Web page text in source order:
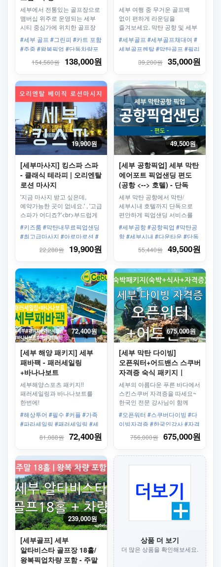
세부에서 전통있는 골프장으로
맴버십 위주로 운영되는 세부
시티 중심가에 위치한 골프장
#세부 골프 #그린피 #카트 포함
#주중 #왕복픽업 #단독차량포
함 #세부 컨트리 클럽 #세부CC
154,560원 138,000원
세부 여행 중 무거운 골프백
없이 편하게 라운딩을
즐겨보세요. 막탄 공항 및 세부
주요 골프장에서 이용 가능한
골프채 대여 서비스로, 골프
예약 고객에 한해 편리하게
제공됩니다.
#세부골프 #세부골프채대여 #
세부골프렌탈 #막탄골프 #필리
핀골프여행 #세부라운딩
39,200원 35,000원
19,900원
[세부마사지] 킹스파 스파
- 클래식 테라피 | 오리엔탈
로션 마사지
60분/90분/120분
'지금 마사지 받고 싶은데,
예약가능한 곳이 없네요.' , '고급
스파가 어디죠?'<br>부드럽게
아로마로션 마사지를 받고
싶을때!
#키즈룸 #막탄내무료픽업샌딩
#최고급마사지 #아로마로션 #
킹스파 #아로마 마사지 #클래
식테라피
22,288원 19,900원
49,500원
[세부 공항픽업] 세부 막탄
에어포트 픽업샌딩 편도
(공항 <--> 호텔) - 단독
세부 막탄 공항에서 막탄/
세부시내 호텔까지 단독으로
편안하게 픽업샌딩 서비스를
제공합니다.
#세부공항 #공항픽업 #막탄공
항 #세부시내 #다운타운 #단독
픽업 #막탄호텔 #막탄리조트
55,440원 49,500원
72,400원
[세부 해양 패키지] 세부
패바팩 - 패러세일링
+바나나보트
세부해양스포츠 패키지!!
패러세일링과 바나나보트를
한번에!
#해상투어 #필수 #커플 #가족
#파라세일링 #패러세일링 #세
부 막탄 #낙하산 #바나나보트
81,088원 72,400원
675,000원
[세부 막탄 다이빙]
오픈워터+어드밴스 스쿠버
자격증 숙식 패키지｜
PDA·PADI 과정 선택
세부의 아름다운 푸른 바다에서
스킨스쿠버 자격증을 따세요~
한국인 전문 강사님이 함께
합니다! 4박 5일 숙박과 식사가
포함된 패키지로 저렴하게
자격증까지 취득하세요!
#오픈워터 #스쿠버다이빙 #다
이빙자격증 #한국인강사 #자격
증코스 #스테이션1 #숙박
#PADI #SSI #4박5일 #식사포
함
756,000원 675,000원
239,000원
[세부골프] 세부
알타비스타 골프장 18홀/
왕복픽업차량 포함 - 주말
상품 더 보기
더 많은 상품을 확인해보세요.